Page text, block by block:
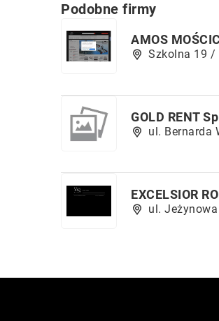
Podobne firmy
AMOS
Szkolna 19 /
GOLD RENT
ul. Bernarda
EXCELSIOR
ul.